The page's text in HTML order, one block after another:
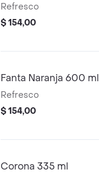
Refresco
$ 154,00
Fanta Naranja 600 ml
Refresco
$ 154,00
Corona 335 ml